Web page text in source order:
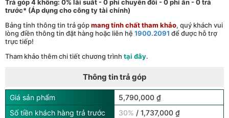
Trả góp 4 không: 0% lãi suất - 0 phí chuyển đổi - 0 phí ẩn - 0 trả
trước* (Áp dụng cho công ty tài chính)
Bảng tính thông tin trả gópmang tính chất tham khảo, quý khách vui
lòng điền thông tin đặt hàng hoặc liên hệ 1900.2091 để được hỗ trợ
trực tiếp!
Tham khảo thêm chi tiết chương trình tại đây.
Thông tin trả góp
Giá sản phẩm
5,790,000 ₫
Số tiền khách hàng trả trước
30% / 1,737,000 ₫